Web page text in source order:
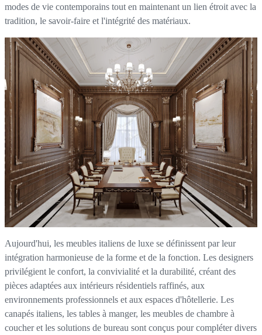
modes de vie contemporains tout en maintenant un lien étroit avec la
tradition, le savoir-faire et l'intégrité des matériaux.
Aujourd'hui, les meubles italiens de luxe se définissent par leur
intégration harmonieuse de la forme et de la fonction. Les designers
privilégient le confort, la convivialité et la durabilité, créant des
pièces adaptées aux intérieurs résidentiels raffinés, aux
environnements professionnels et aux espaces d'hôtellerie. Les
canapés italiens, les tables à manger, les meubles de chambre à
coucher et les solutions de bureau sont conçus pour compléter divers